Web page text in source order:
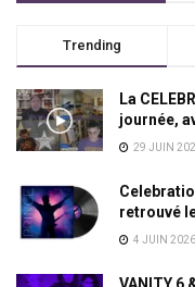
Trending
La
journée,
29 JUIN
retrouvé
4 JUIN 2026